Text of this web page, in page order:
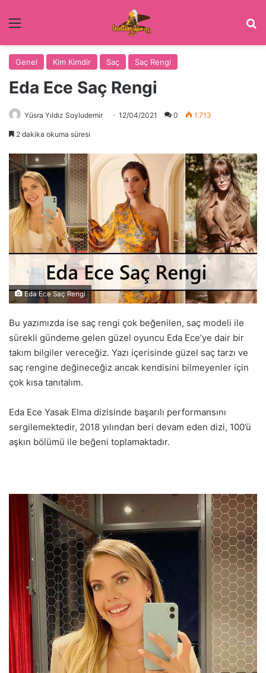
Menü
Genel Kim Kimdir Saç Saç Rengi
Eda Ece Saç Rengi
Yüsra Yıldız Soyludemir 12/04/2021 0 1.713
2 dakika okuma süresi
Eda Ece Saç Rengi
Bu yazımızda ise saç rengi çok beğenilen, saç modeli ile
sürekli gündeme gelen güzel oyuncu Eda Ece’ye dair bir
takım bilgiler vereceğiz. Yazı içerisinde güzel saç tarzı ve
saç rengine değineceğiz ancak kendisini bilmeyenler için
çok kısa tanıtalım.
Eda Ece Yasak Elma dizisinde başarılı performansını
sergilemektedir, 2018 yılından beri devam eden dizi, 100’ü
aşkın bölümü ile beğeni toplamaktadır.